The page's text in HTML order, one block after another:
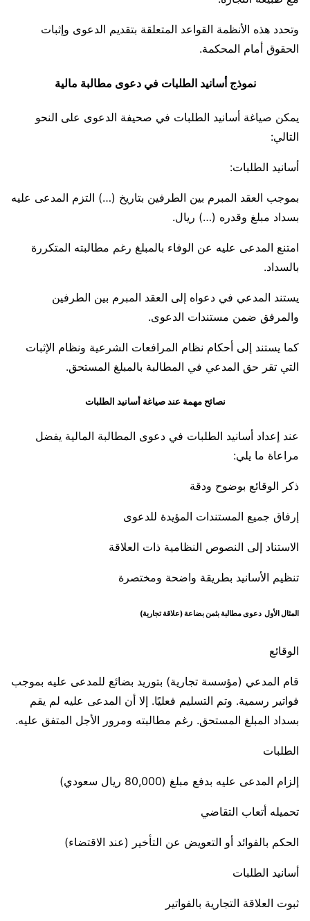
وتحدد هذه الأنظمة القواعد المتعلقة بتقديم الدعوى وإثبات
الحقوق أمام المحكمة.
نموذج أسانيد الطلبات في دعوى مطالبة مالية
يمكن صياغة أسانيد الطلبات في صحيفة الدعوى على النحو
التالي:
أسانيد الطلبات:
بموجب العقد المبرم بين الطرفين بتاريخ (…) التزم المدعى عليه
بسداد مبلغ وقدره (…) ريال.
امتنع المدعى عليه عن الوفاء بالمبلغ رغم مطالبته المتكررة
بالسداد.
يستند المدعي في دعواه إلى العقد المبرم بين الطرفين
والمرفق ضمن مستندات الدعوى.
كما يستند إلى أحكام نظام المرافعات الشرعية ونظام الإثبات
التي تقر حق المدعي في المطالبة بالمبلغ المستحق.
نصائح مهمة عند صياغة أسانيد الطلبات
عند إعداد أسانيد الطلبات في دعوى المطالبة المالية يفضل
مراعاة ما يلي:
ذكر الوقائع بوضوح ودقة
إرفاق جميع المستندات المؤيدة للدعوى
الاستناد إلى النصوص النظامية ذات العلاقة
تنظيم الأسانيد بطريقة واضحة ومختصرة
المثال الأول دعوى مطالبة بثمن بضاعة (علاقة تجارية)
الوقائع
قام المدعي (مؤسسة تجارية) بتوريد بضائع للمدعى عليه بموجب
فواتير رسمية. وتم التسليم فعليًا. إلا أن المدعى عليه لم يقم
بسداد المبلغ المستحق. رغم مطالبته ومرور الأجل المتفق عليه.
الطلبات
إلزام المدعى عليه بدفع مبلغ (80,000 ريال سعودي)
تحميله أتعاب التقاضي
الحكم بالفوائد أو التعويض عن التأخير (عند الاقتضاء)
أسانيد الطلبات
ثبوت العلاقة التجارية بالفواتير